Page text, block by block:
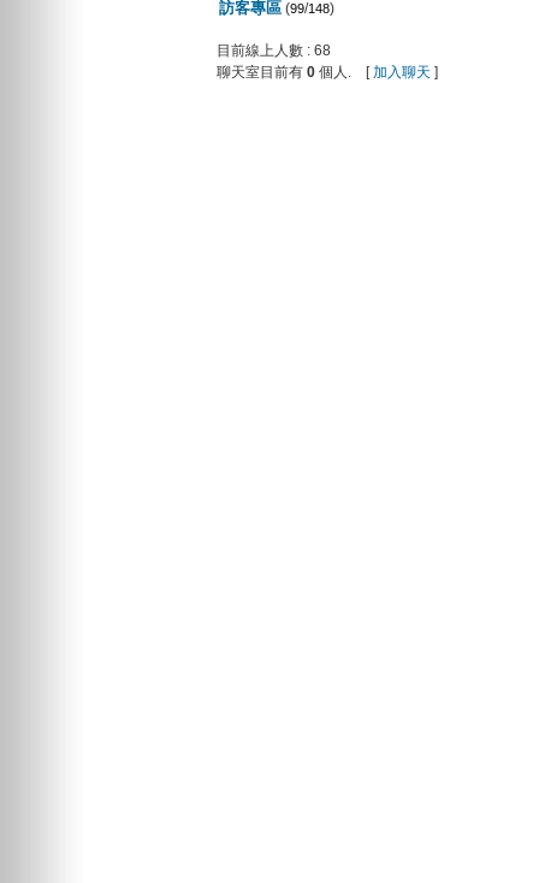
訪客專區 (99/148)
目前線上人數 : 68
聊天室目前有 0 個人. [加入聊天 ]